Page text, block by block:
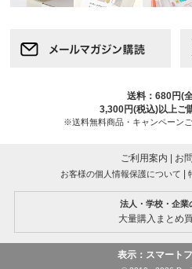
送料：680円(
3,300円(税込)以上ご
※送料無料商品・キャンペーン
ご利用案内 | お
お客様の個人情報保護について |
法人・学校・企業
大量購入まとめ
表示：スマート